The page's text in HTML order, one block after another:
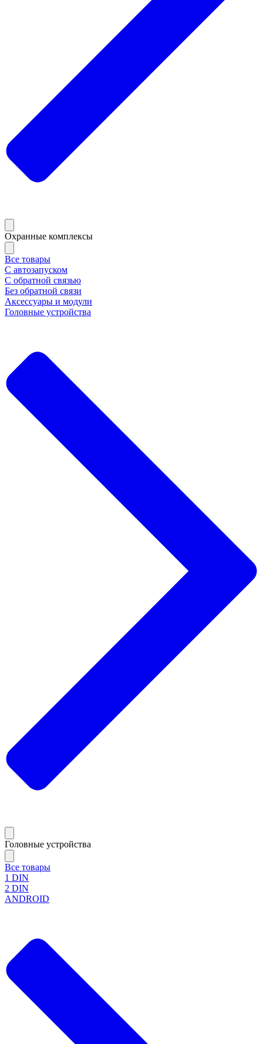
Охранные комплексы
Все товары
С автозапуском
С обратной связью
Без обратной связи
Аксессуары и модули
Головные устройства
Головные устройства
Все товары
1 DIN
2 DIN
ANDROID